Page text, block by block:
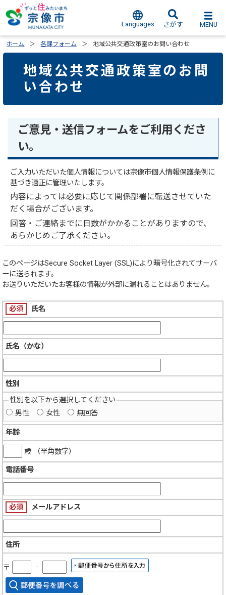
Languages さがす MENU
ホーム 各課フォーム 地域公共交通政策室のお問い合わせ
地域公共交通政策室のお問
い合わせ
ご意見・送信フォームをご利用くださ
い。
ご入力いただいた個人情報については宗像市個人情報保護条例に
基づき適正に管理いたします。
内容によっては必要に応じて関係部署に転送させていた
だく場合がございます。
回答・ご連絡までに日数がかかることがありますので、
あらかじめご了承ください。
このページはSecure Socket Layer (SSL)により暗号化されてサーバ
ーに送られます。
お送りいただいたお客様の情報が外部に漏れることはありません。
必須 氏名
氏名（かな）
性別
性別を以下から選択してください
男性
女性 無回答
年齢
歳 （半角数字）
電話番号
必須 メールアドレス
住所
〒 ‐